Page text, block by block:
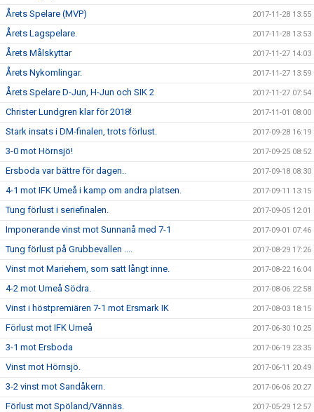
Årets Spelare (MVP) 2017-11-28 13:55
Årets Lagspelare. 2017-11-28 13:53
Årets Målskyttar 2017-11-27 14:03
Årets Nykomlingar. 2017-11-27 13:59
Årets Spelare D-Jun, H-Jun och SIK 2 2017-11-27 07:54
Christer Lundgren klar för 2018! 2017-11-01 08:00
Stark insats i DM-finalen, trots förlust. 2017-09-28 16:19
3-0 mot Hörnsjö! 2017-09-25 08:52
Ersboda var bättre för dagen.. 2017-09-18 08:30
4-1 mot IFK Umeå i kamp om andra platsen. 2017-09-11 13:15
Tung förlust i seriefinalen. 2017-09-05 12:01
Imponerande vinst mot Sunnanå med 7-1 2017-09-01 07:46
Tung förlust på Grubbevallen .... 2017-08-29 17:26
Vinst mot Mariehem, som satt långt inne. 2017-08-22 16:04
4-2 mot Umeå Södra. 2017-08-06 22:58
Vinst i höstpremiären 7-1 mot Ersmark IK 2017-08-03 18:15
Förlust mot IFK Umeå 2017-06-30 10:25
3-1 mot Ersboda 2017-06-19 23:35
Vinst mot Hörnsjö. 2017-06-11 20:49
3-2 vinst mot Sandåkern. 2017-06-06 20:27
Förlust mot Spöland/Vännäs. 2017-05-29 12:57